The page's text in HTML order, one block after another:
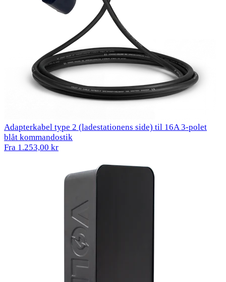
Adapterkabel type 2 (ladestationens side) til 16A 3-polet
blåt kommandostik
Fra 1.253,00 kr